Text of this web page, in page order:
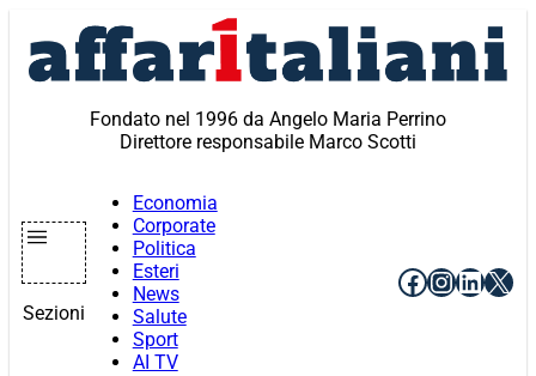
contenuto
Fondato nel 1996 da Angelo Maria Perrino
Direttore responsabile Marco Scotti
Sezioni
Economia
Corporate
Politica
Esteri
News
Salute
Sport
AI TV
Facebook
X